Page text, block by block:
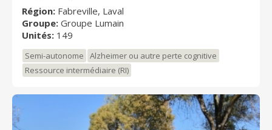
Région: Fabreville, Laval
Groupe: Groupe Lumain
Unités: 149
Semi-autonome
Alzheimer ou autre perte cognitive
Ressource intermédiaire (RI)